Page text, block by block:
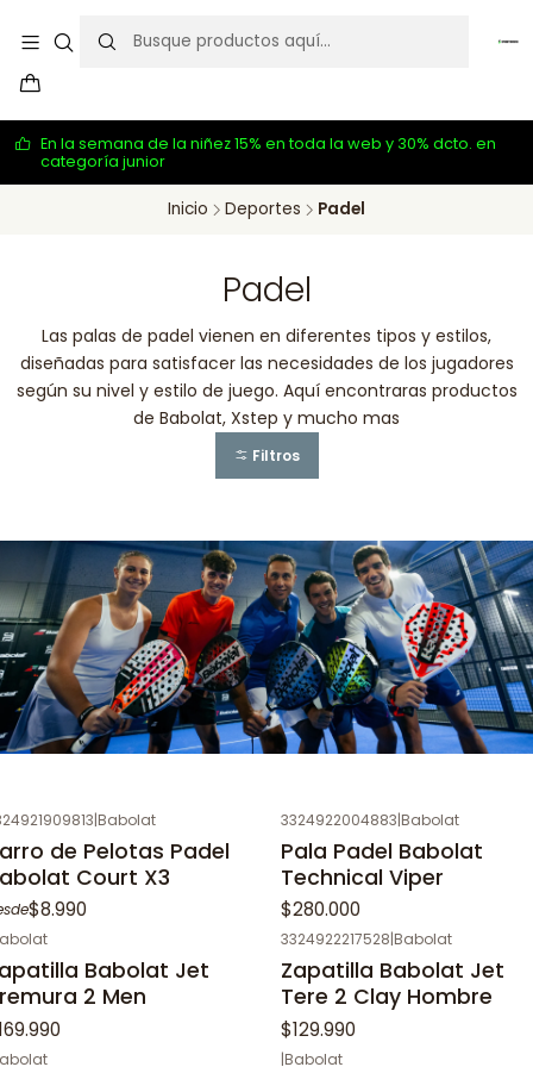
En la semana de la niñez 15% en toda la web y 30% dcto. en
categoría junior
Inicio Deportes Padel
Padel
Las palas de padel vienen en diferentes tipos y estilos,
diseñadas para satisfacer las necesidades de los jugadores
según su nivel y estilo de juego. Aquí encontraras productos
de Babolat, Xstep y mucho mas
Filtros
|Babolat
de Pelotas Padel
Court X3
$8.990
3324922004883|Babolat
Pala Padel Babolat
Technical Viper
$280.000
Babolat Jet
2 Men
3324922217528|Babolat
Zapatilla Babolat Jet
Tere 2 Clay Hombre
$129.990
|Babolat